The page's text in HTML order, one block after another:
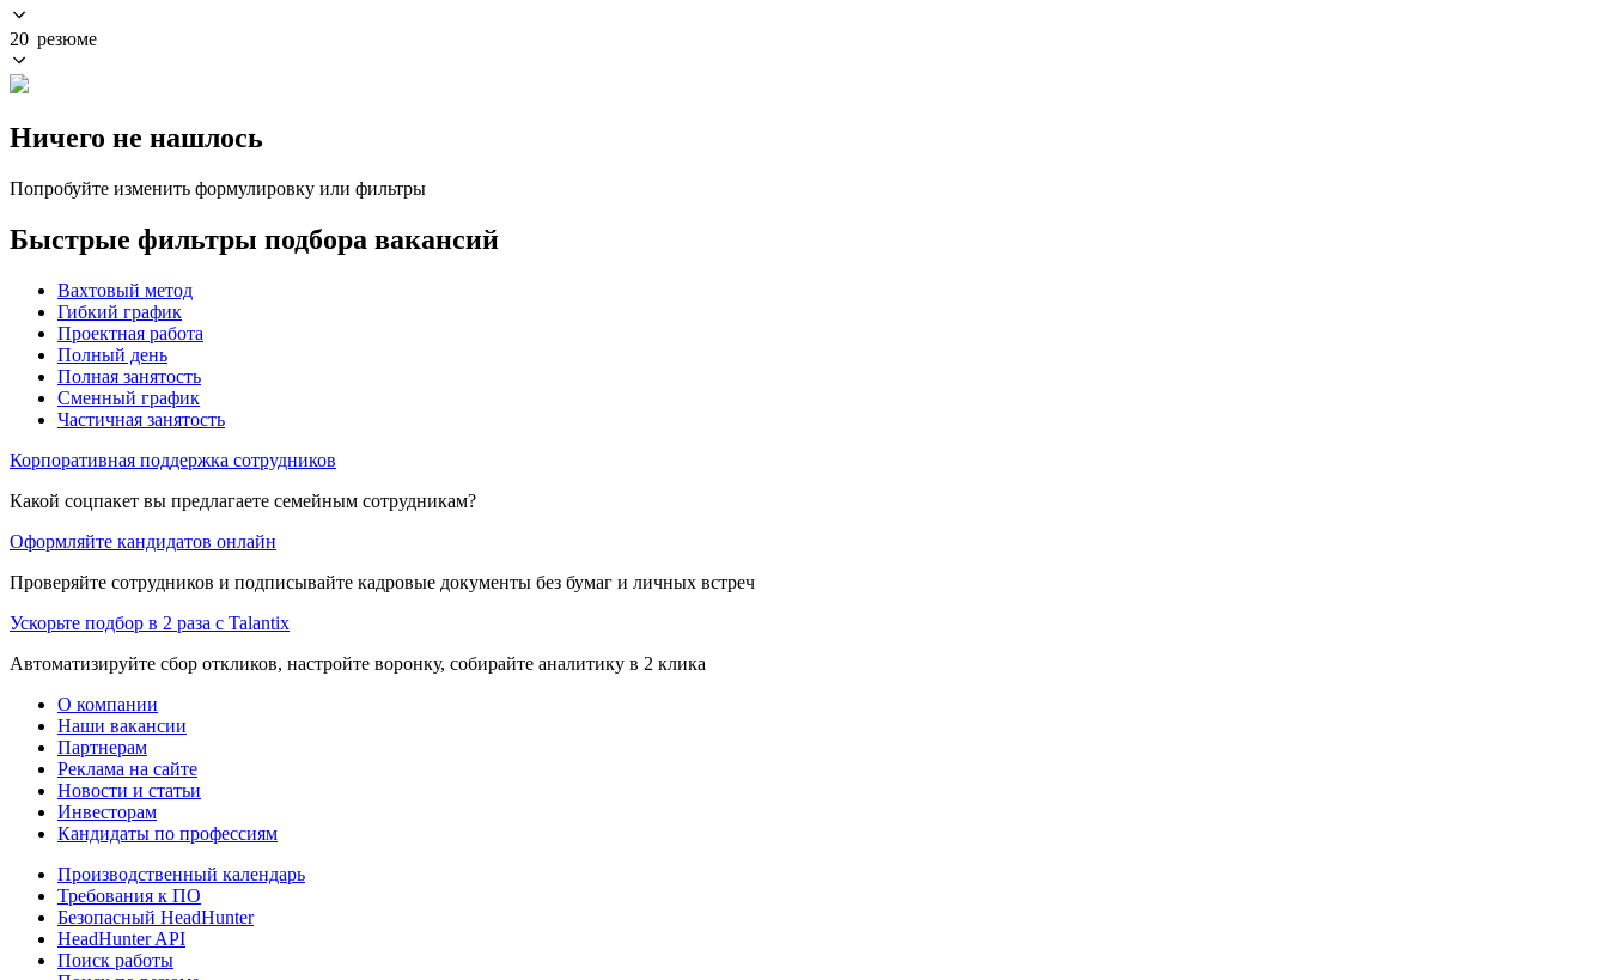
20 резюме
Ничего не нашлось
Попробуйте изменить формулировку или фильтры
Быстрые фильтры подбора вакансий
Вахтовый метод
Гибкий график
Проектная работа
Полный день
Полная занятость
Сменный график
Частичная занятость
Корпоративная поддержка сотрудников
Какой соцпакет вы предлагаете семейным сотрудникам?
Оформляйте кандидатов онлайн
Проверяйте сотрудников и подписывайте кадровые документы без бумаг и личных встреч
Ускорьте подбор в 2 раза с Talantix
Автоматизируйте сбор откликов, настройте воронку, собирайте аналитику в 2 клика
О компании
Наши вакансии
Партнерам
Реклама на сайте
Новости и статьи
Инвесторам
Кандидаты по профессиям
Производственный календарь
Требования к ПО
Безопасный HeadHunter
HeadHunter API
Поиск работы